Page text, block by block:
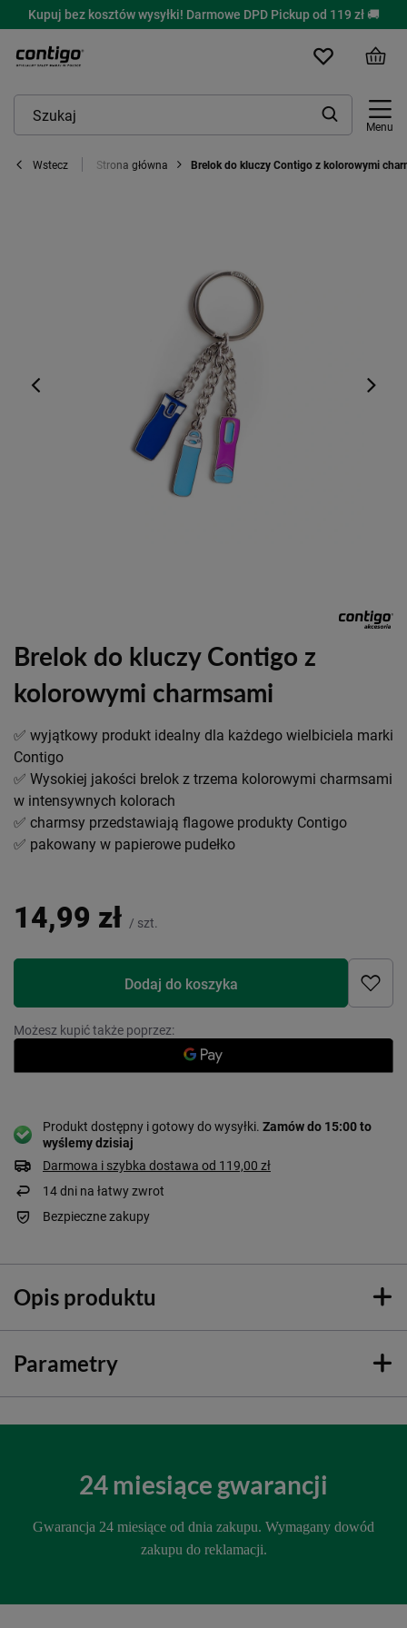
Kupuj bez kosztów wysyłki! Darmowe DPD Pickup od 119 zł 🚚
Menu
Wstecz Strona główna Brelok do kluczy Contigo z kolorowymi
Brelok do kluczy Contigo z
kolorowymi charmsami
✅ wyjątkowy produkt idealny dla każdego wielbiciela marki
Contigo
✅ Wysokiej jakości brelok z trzema kolorowymi charmsami
w intensywnych kolorach
✅ charmsy przedstawiają flagowe produkty Contigo
✅ pakowany w papierowe pudełko
14,99 zł / szt.
Dodaj do koszyka
Możesz kupić także poprzez:
Produkt dostępny i gotowy do wysyłki Zamów do 15:00 to
wyślemy dzisiaj
Darmowa i szybka dostawa od 119,00 zł
14dni na łatwy zwrot
Bezpieczne zakupy
Opis produktu
Parametry
24 miesiące gwarancji
Gwarancja 24 miesiące od dnia zakupu. Wymagany dowód
zakupu do reklamacji.